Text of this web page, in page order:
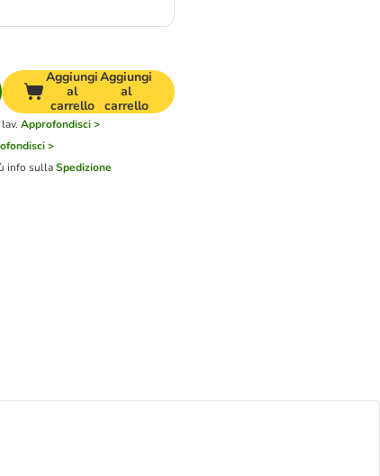
Aggiungi
al
carrello
Aggiungi
al
carrello
Approfondisci >
>
info sullaSpedizione